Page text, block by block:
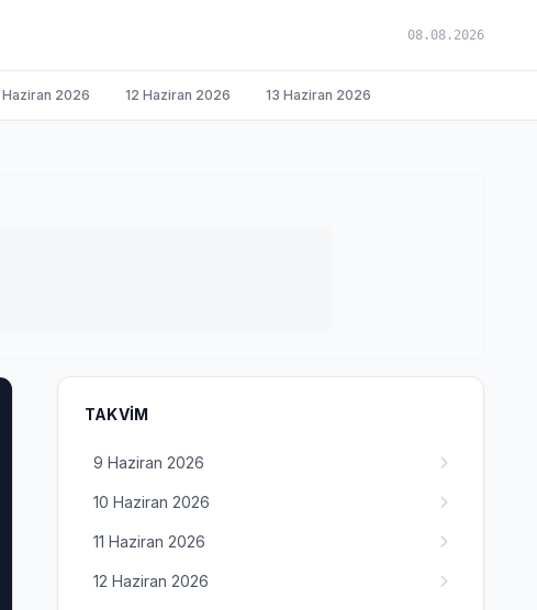
08.08.2026
Haziran 2026 12 Haziran 2026 13 Haziran 2026
TAKVIM
9 Haziran 2026
10 Haziran 2026
11 Haziran 2026
12 Haziran 2026